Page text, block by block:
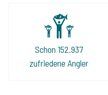
Schon 152.937
zufriedene Angler